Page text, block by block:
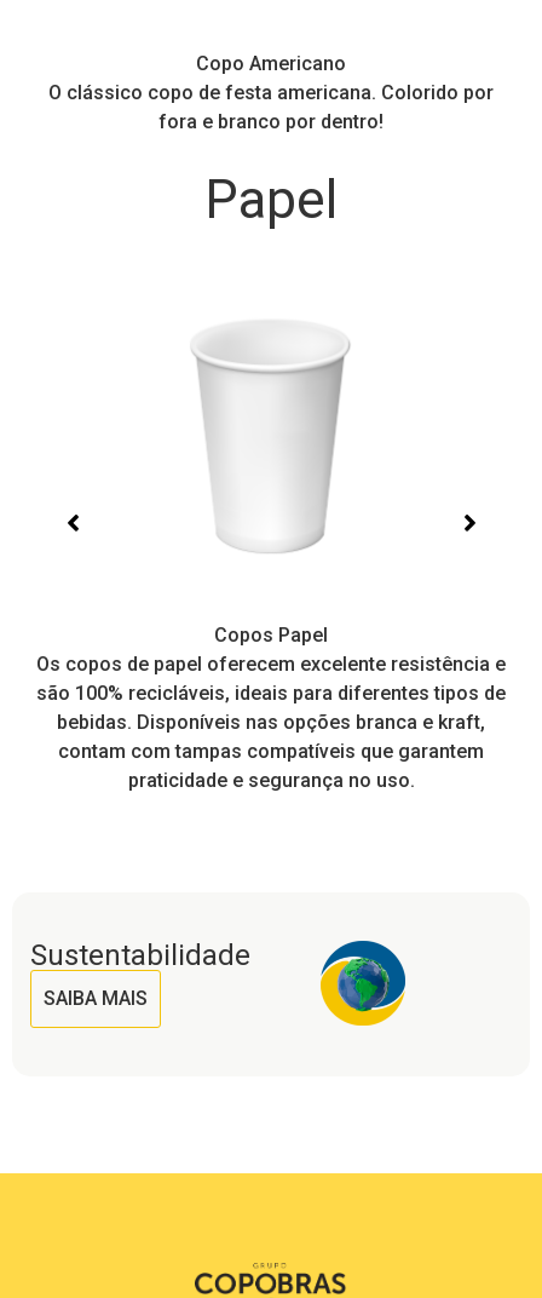
Copo Americano
O clássico copo de festa americana. Colorido por
fora e branco por dentro!
Papel
Copos Papel
Os copos de papel oferecem excelente resistência e
são 100% recicláveis, ideais para diferentes tipos de
bebidas. Disponíveis nas opções branca e kraft,
contam com tampas compatíveis que garantem
praticidade e segurança no uso.
Sustentabilidade
SAIBA MAIS